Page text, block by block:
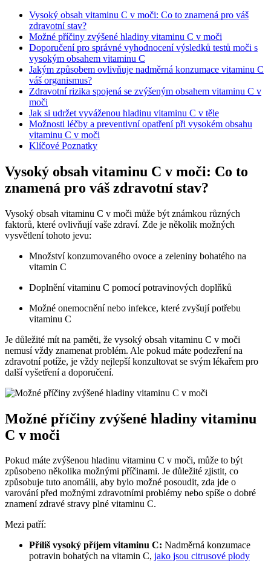
Vysoký obsah vitaminu C v moči: Co to znamená pro váš
zdravotní stav?
Možné příčiny zvýšené hladiny vitaminu C v moči
Doporučení pro správné vyhodnocení výsledků testů moči s
vysokým obsahem vitaminu C
Jakým způsobem ovlivňuje nadměrná konzumace vitaminu C
váš organismus?
Zdravotní rizika spojená se zvýšeným obsahem vitaminu C v
moči
Jak si udržet vyváženou hladinu vitaminu C v těle
Možnosti léčby a preventivní opatření při vysokém obsahu
vitaminu C v moči
Klíčové Poznatky
Vysoký obsah vitaminu C v moči: Co to
znamená pro váš zdravotní stav?
Vysoký obsah vitaminu C v moči může být známkou různých
faktorů, které ovlivňují vaše zdraví. Zde je několik možných
vysvětlení tohoto jevu:
Množství konzumovaného ovoce a zeleniny bohatého na
vitamin C
Doplnění vitaminu C pomocí potravinových doplňků
Možné onemocnění nebo infekce, které zvyšují potřebu
vitaminu C
Je důležité mít na paměti, že vysoký obsah vitaminu C v moči
nemusí vždy znamenat problém. Ale pokud máte podezření na
zdravotní potíže, je vždy nejlepší konzultovat se svým lékařem pro
další vyšetření a doporučení.
Možné příčiny zvýšené hladiny vitaminu
C v moči
Pokud máte zvýšenou hladinu vitaminu C v moči, může to být
způsobeno několika možnými příčinami. Je důležité zjistit, co
způsobuje tuto anomálii, aby bylo možné posoudit, zda jde o
varování před možnými zdravotními problémy nebo spíše o dobré
znamení zdravé stravy plné vitaminu C.
Mezi patří:
Příliš vysoký příjem vitaminu C: Nadměrná konzumace
potravin bohatých na vitamin C, jako jsou citrusové plody